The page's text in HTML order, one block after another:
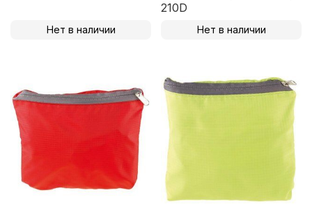
Нет в наличии
210D
Нет в наличии